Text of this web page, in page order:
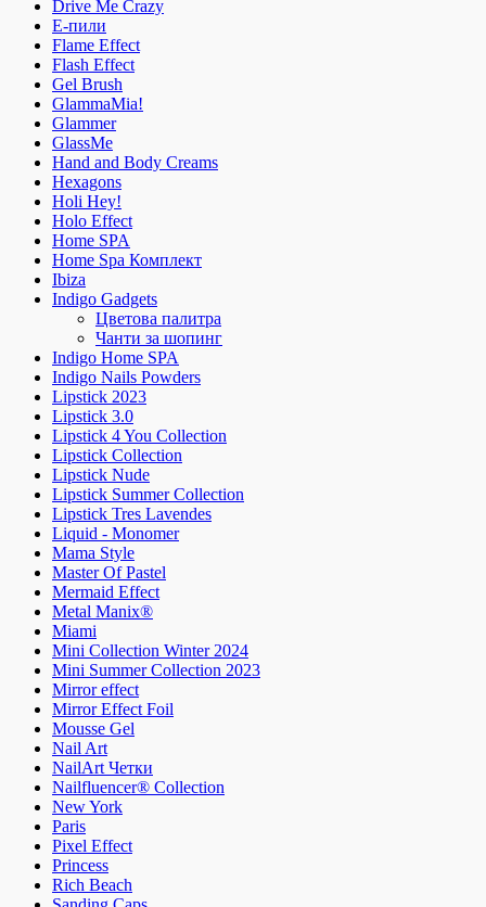
Drive Me Crazy
E-пили
Flame Effect
Flash Effect
Gel Brush
GlammaMia!
Glammer
GlassMe
Hand and Body Creams
Hexagons
Holi Hey!
Holo Effect
Home SPA
Home Spa Комплект
Ibiza
Indigo Gadgets
Цветова палитра
Чанти за шопинг
Indigo Home SPA
Indigo Nails Powders
Lipstick 2023
Lipstick 3.0
Lipstick 4 You Collection
Lipstick Collection
Lipstick Nude
Lipstick Summer Collection
Lipstick Tres Lavendes
Liquid - Monomer
Mama Style
Master Of Pastel
Mermaid Effect
Metal Manix®
Miami
Mini Collection Winter 2024
Mini Summer Collection 2023
Mirror effect
Mirror Effect Foil
Mousse Gel
Nail Art
NailArt Четки
Nailfluencer® Collection
New York
Paris
Pixel Effect
Princess
Rich Beach